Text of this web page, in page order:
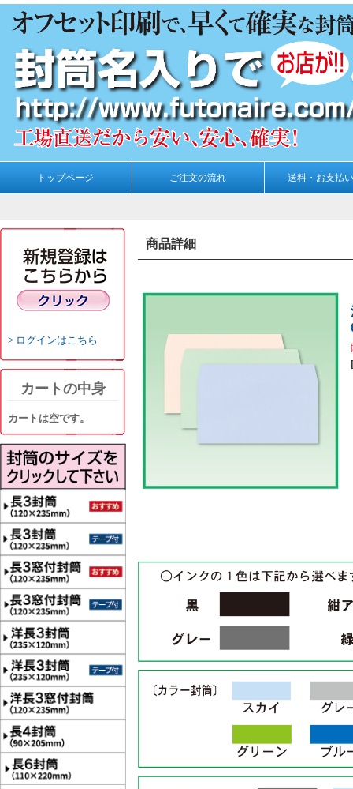
トップページ ご注文の流れ 送料・お支払
ログインはこちら
カートの中身
カートは空です。
商品詳細